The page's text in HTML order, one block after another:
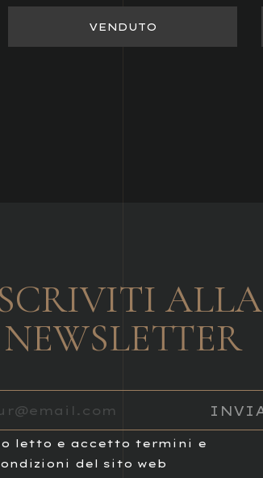
VENDUTO
ALLA
NEWSLETTER
letto e accetto termini e
del sito web